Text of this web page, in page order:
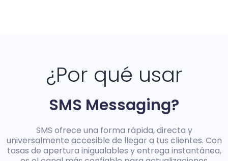
¿Por qué usar
SMS Messaging?
SMS ofrece una forma rápida, directa y
universalmente accesible de llegar a tus clientes. Con
tasas de apertura inigualables y entrega instantánea,